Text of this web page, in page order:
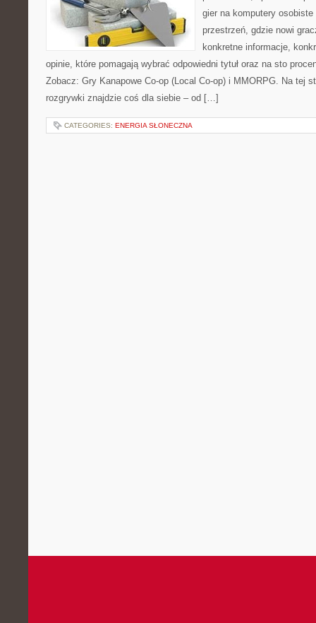
gier na komputery
przestrzeń, gdzie nowi
konkretne informacje,
opinie, które pomagają wybrać odpowiedni tytuł oraz na sto
Zobacz: Gry Kanapowe Co-op (Local Co-op) i MMORPG. Na tej
rozgrywki znajdzie coś dla siebie – od […]
CATEGORIES: ENERGIA SŁONECZNA